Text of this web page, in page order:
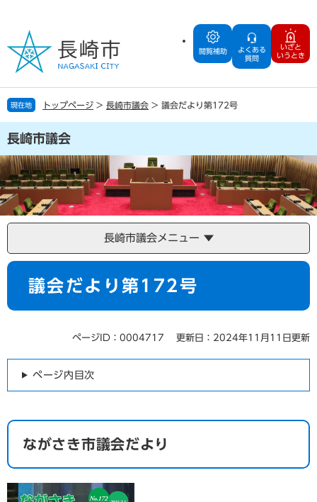
の
で
す
ー
ば
し
本
文
へ
閲覧補助
よくある
質問
いざと
いうとき
現在地 トップページ > 長崎市議会 > 議会だより第172号
長崎市議会
長崎市議会メニュー
本
議会だより第172号
ページID：0004717 更新日：2024年11月11日更新
ページ内目次
ながさき市議会だより